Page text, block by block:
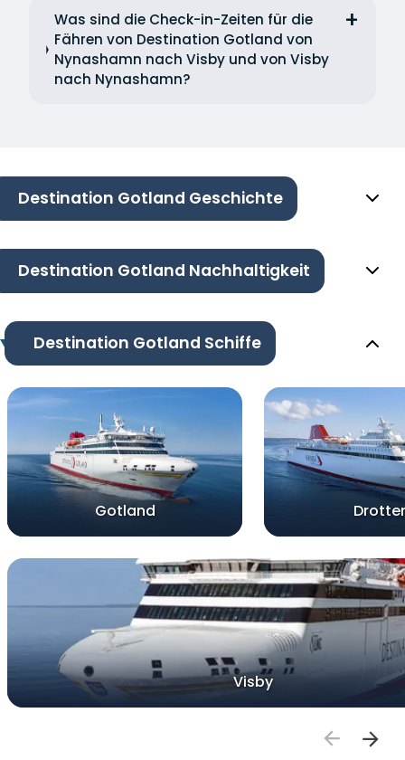
Was sind die Check-in-Zeiten für die
Fähren von Destination Gotland von
Nynashamn nach Visby und von Visby
nach Nynashamn?
Destination Gotland Geschichte
Destination Gotland Nachhaltigkeit
Destination Gotland Schiffe
Gotland
Visby